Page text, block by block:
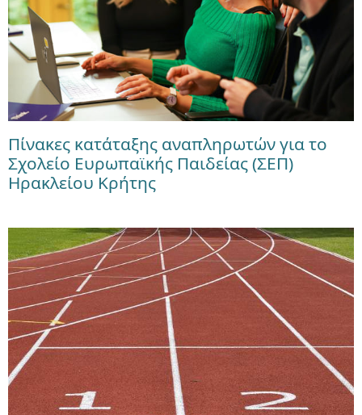
Πίνακες κατάταξης αναπληρωτών για το
Σχολείο Ευρωπαϊκής Παιδείας (ΣΕΠ)
Ηρακλείου Κρήτης